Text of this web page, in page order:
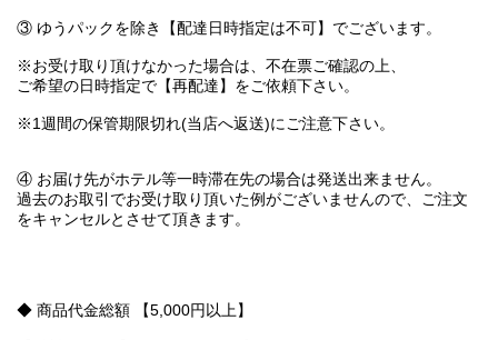
③ ゆうパックを除き【配達日時指定は不可】でございます。
※お受け取り頂けなかった場合は、不在票ご確認の上、
ご希望の日時指定で【再配達】をご依頼下さい。
※1週間の保管期限切れ(当店へ返送)にご注意下さい。
④ お届け先がホテル等一時滞在先の場合は発送出来ません。
過去のお取引でお受け取り頂いた例がございませんので、ご注文
をキャンセルとさせて頂きます。
◆ 商品代金総額 【5,000円以上】